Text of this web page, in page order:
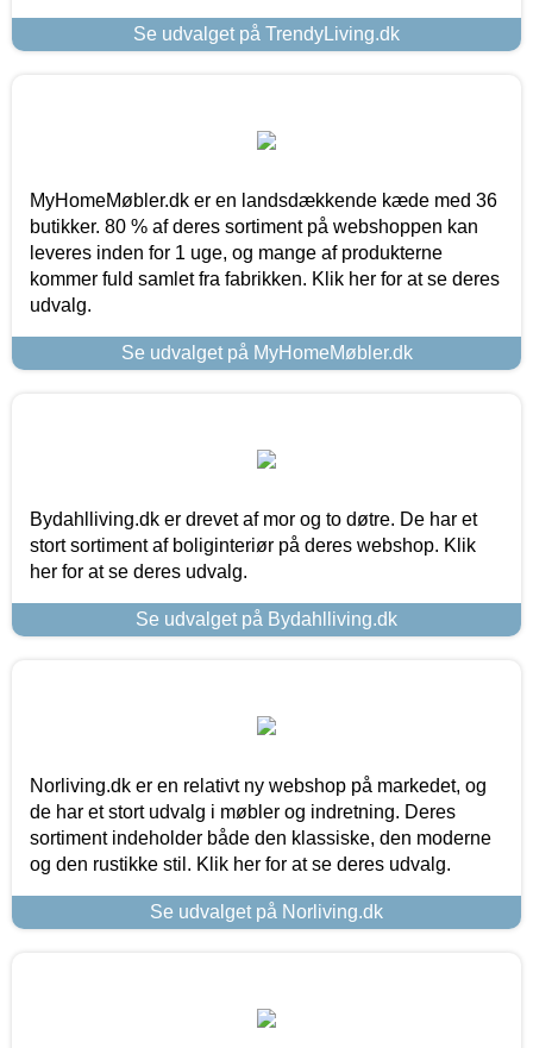
Se udvalget på TrendyLiving.dk
MyHomeMøbler.dk er en landsdækkende kæde med 36
butikker. 80 % af deres sortiment på webshoppen kan
leveres inden for 1 uge, og mange af produkterne
kommer fuld samlet fra fabrikken. Klik her for at se deres
udvalg.
Se udvalget på MyHomeMøbler.dk
Bydahlliving.dk er drevet af mor og to døtre. De har et
stort sortiment af boliginteriør på deres webshop. Klik
her for at se deres udvalg.
Se udvalget på Bydahlliving.dk
Norliving.dk er en relativt ny webshop på markedet, og
de har et stort udvalg i møbler og indretning. Deres
sortiment indeholder både den klassiske, den moderne
og den rustikke stil. Klik her for at se deres udvalg.
Se udvalget på Norliving.dk